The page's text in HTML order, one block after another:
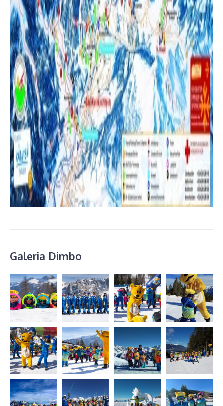
Galeria Dimbo